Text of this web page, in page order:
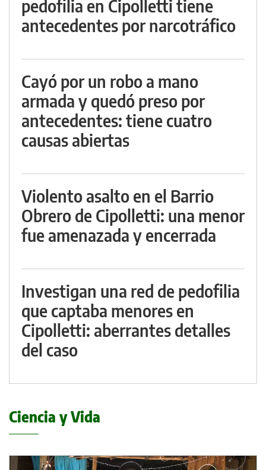
pedofilia en Cipolletti tiene
antecedentes por narcotráfico
Cayó por un robo a mano
armada y quedó preso por
antecedentes: tiene cuatro
causas abiertas
Violento asalto en el Barrio
Obrero de Cipolletti: una menor
fue amenazada y encerrada
Investigan una red de pedofilia
que captaba menores en
Cipolletti: aberrantes detalles
del caso
Ciencia y Vida